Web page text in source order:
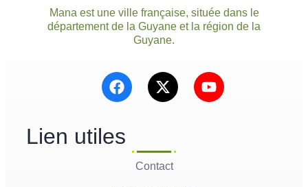
Mana est une ville française, située dans le
département de la Guyane et la région de la
Guyane.
Lien utiles
Contact